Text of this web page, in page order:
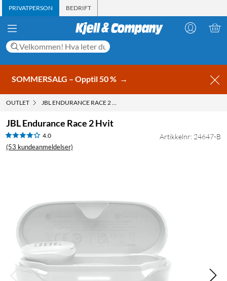
PRIVATPERSON BEDRIFT
SOMMERSALG – Opptil 50 % →
OUTLET JBL ENDURANCE RACE 2 HVIT
JBL Endurance Race 2 Hvit
4.0
(53 kundeanmeldelser)
Artikkelnr: 24647-B